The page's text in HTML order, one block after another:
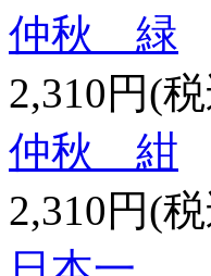
仲秋 緑
2,310円(
仲秋 紺
2,310円(